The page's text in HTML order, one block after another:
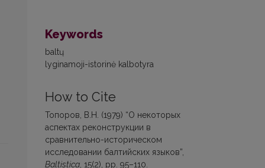
Keywords
baltų
lyginamoji-istorinė kalbotyra
How to Cite
Топоров, В.Н. (1979) “О некоторых
аспектах реконструкции в
сравнительно-историческом
исследовании балтийских языков”,
Baltistica , 15(2), pp. 95–110.